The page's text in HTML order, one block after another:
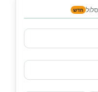
חדש